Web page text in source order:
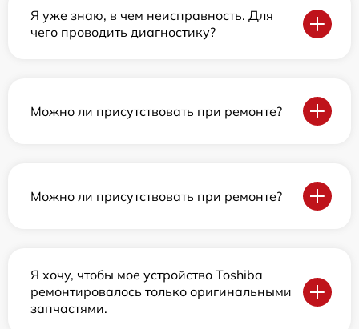
Я уже знаю, в чем неисправность. Для
чего проводить диагностику?
Можно ли присутствовать при ремонте?
Можно ли присутствовать при ремонте?
Я хочу, чтобы мое устройство Toshiba
ремонтировалось только оригинальными
запчастями.